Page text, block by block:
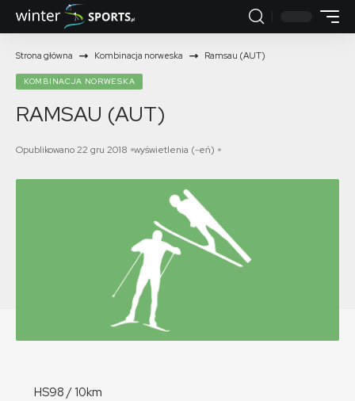
Strona główna Kombinacja norweska Ramsau (AUT)
KOMBINACJA NORWESKA
RAMSAU (AUT)
Opublikowano 22 gru 2018 wyświetlenia (-eń)
HS98 / 10km